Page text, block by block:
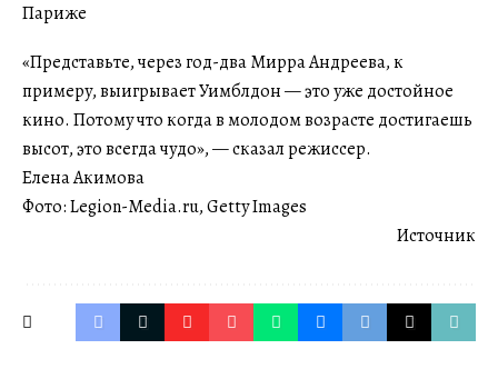
«Представьте, через год-два Мирра Андреева, к
примеру, выигрывает Уимблдон — это уже достойное
кино. Потому что когда в молодом возрасте достигаешь
высот, это всегда чудо», — сказал режиссер.
Елена Акимова
Фото: Legion-Media.ru, Getty Images
Источник